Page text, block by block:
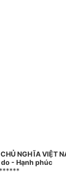
NGHĨA VIỆT
- Hạnh phúc